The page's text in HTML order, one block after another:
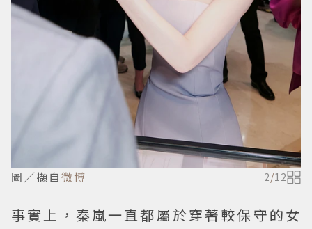
圖／擷自微博 2/12
事實上，秦嵐一直都屬於穿著較保守的女